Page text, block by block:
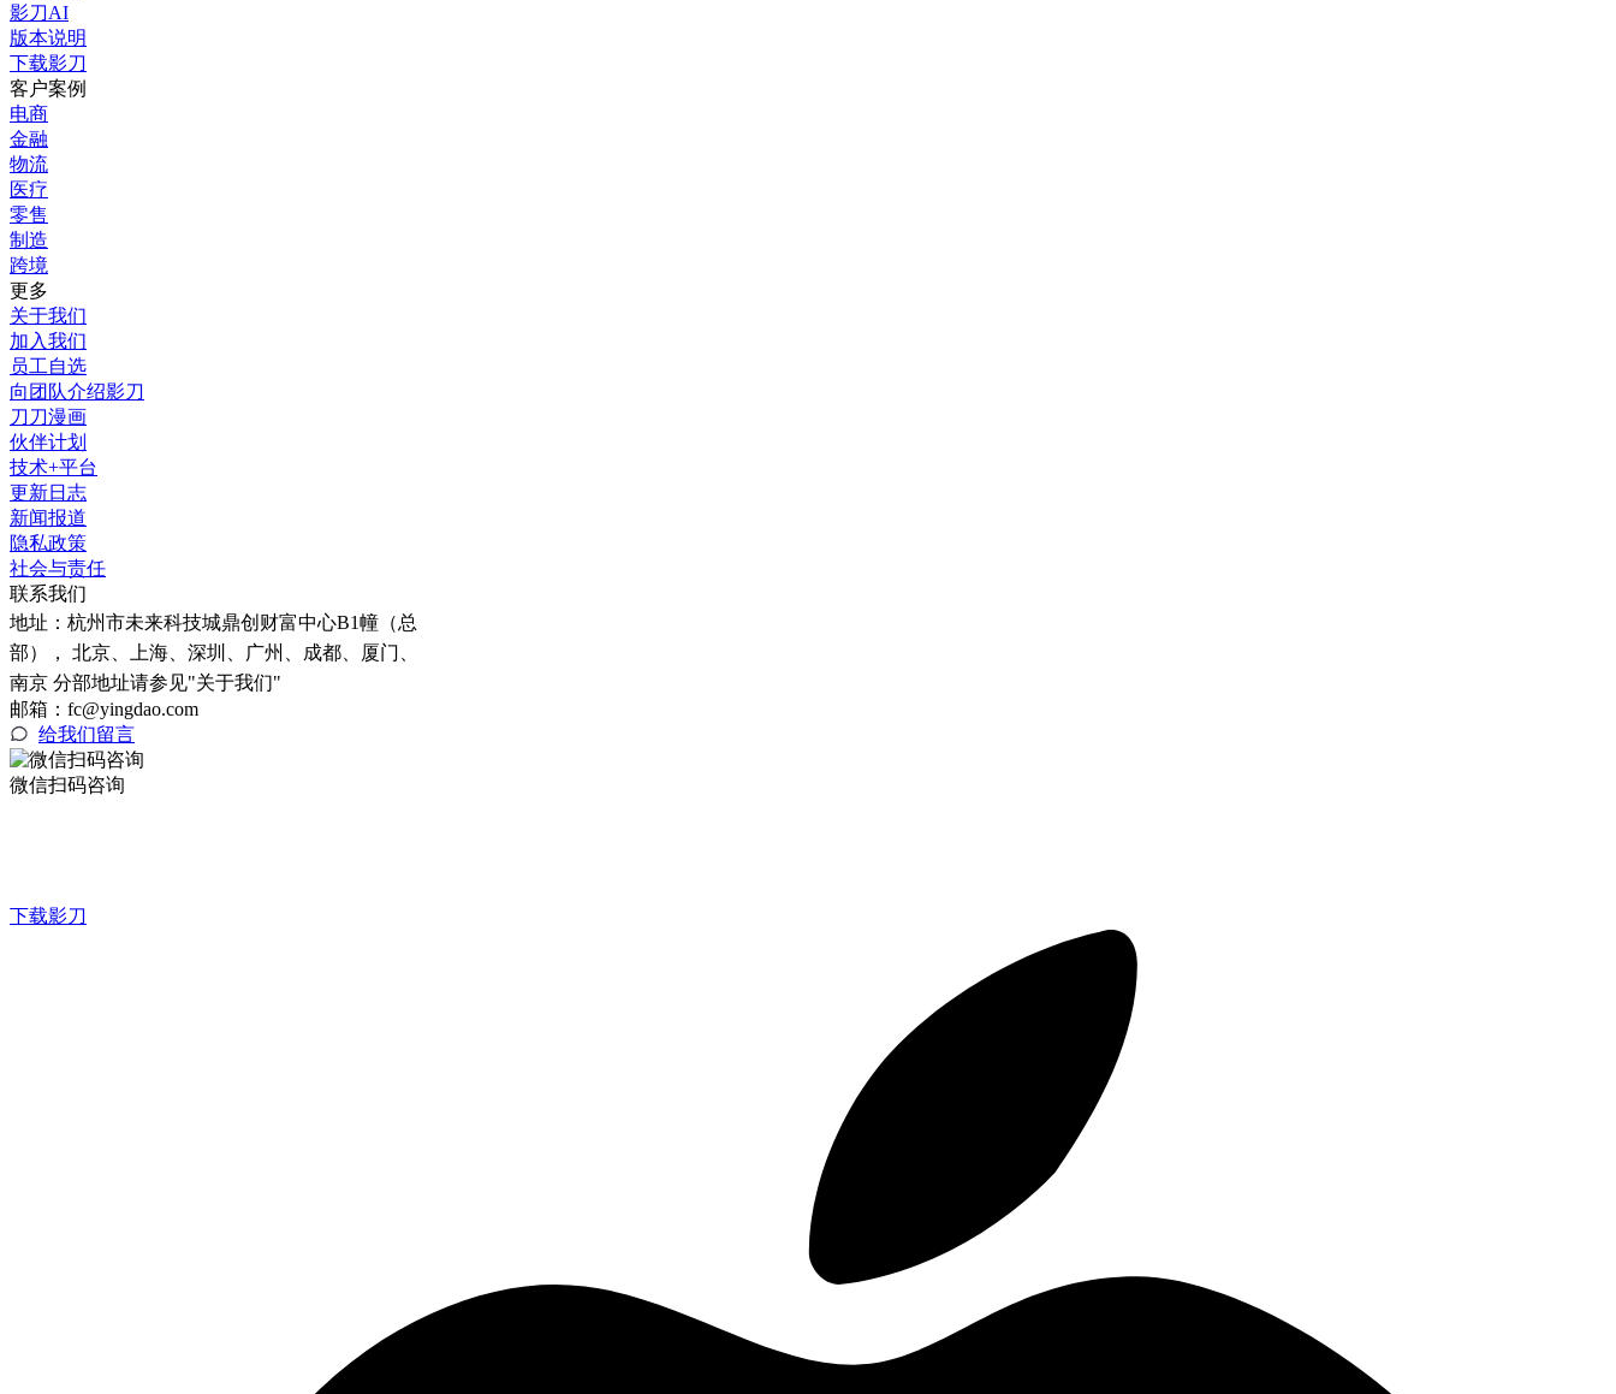
影刀AI
版本说明
下载影刀
客户案例
电商
金融
物流
医疗
零售
制造
跨境
更多
关于我们
加入我们
员工自选
向团队介绍影刀
刀刀漫画
伙伴计划
技术+平台
更新日志
新闻报道
隐私政策
社会与责任
联系我们
地址： 杭州市未来科技城鼎创财富中心B1幢（总
部）， 北京、上海、深圳、广州、成都、厦门、
南京 分部地址请参见"关于我们"
邮箱：fc@yingdao.com
给我们留言
微信扫码咨询
下载影刀